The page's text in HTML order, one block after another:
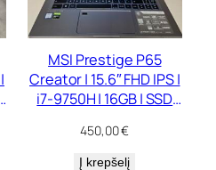
MSI Prestige P65
Creator | 15.6″ FHD IPS |
i7-9750H | 16GB | SSD
Max-Q 6 GB
450,00€
Į krepšelį